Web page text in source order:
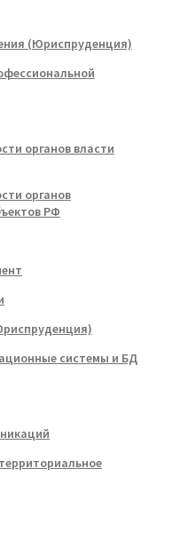
(Юриспруденция)
органов власти
органов
РФ
системы и БД